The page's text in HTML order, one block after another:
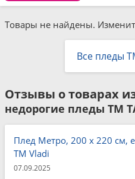
Товары не найдены.
Все пледы
Отзывы о товарах
недорогие пледы ТМ
Плед Метро, 200 x 220 см,
ТМ Vladi
07.09.2025